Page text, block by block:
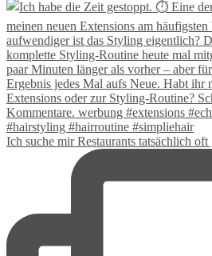
Ich suche mir Restaurants tatsächlich oft